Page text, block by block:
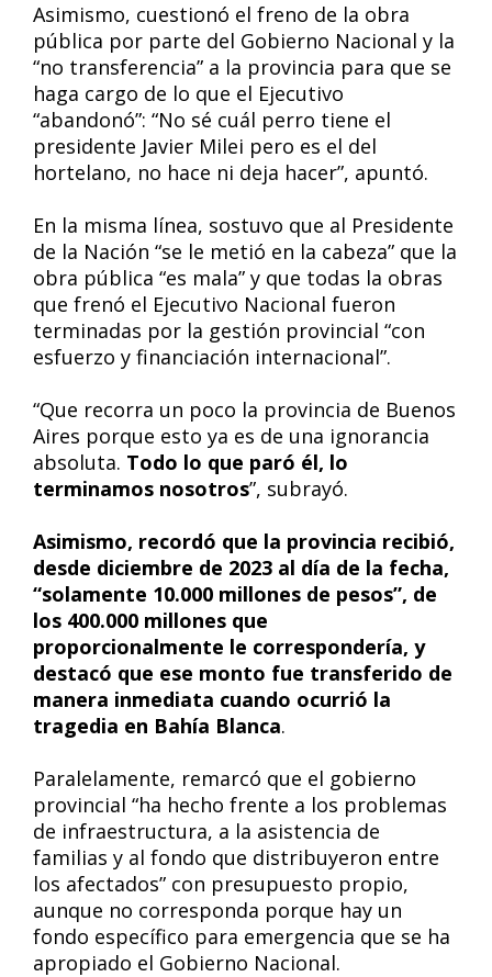
Asimismo, cuestionó el freno de la obra
pública por parte del Gobierno Nacional y la
“no transferencia” a la provincia para que se
haga cargo de lo que el Ejecutivo
“abandonó”: “No sé cuál perro tiene el
presidente Javier Milei pero es el del
hortelano, no hace ni deja hacer”, apuntó.
En la misma línea, sostuvo que al Presidente
de la Nación “se le metió en la cabeza” que la
obra pública “es mala” y que todas la obras
que frenó el Ejecutivo Nacional fueron
terminadas por la gestión provincial “con
esfuerzo y financiación internacional”.
“Que recorra un poco la provincia de Buenos
Aires porque esto ya es de una ignorancia
absoluta. Todo lo que paró él, lo
terminamos nosotros”, subrayó.
Asimismo, recordó que la provincia recibió,
desde diciembre de 2023 al día de la fecha,
“solamente 10.000 millones de pesos”, de
los 400.000 millones que
proporcionalmente le correspondería, y
destacó que ese monto fue transferido de
manera inmediata cuando ocurrió la
tragedia en Bahía Blanca.
Paralelamente, remarcó que el gobierno
provincial “ha hecho frente a los problemas
de infraestructura, a la asistencia de
familias y al fondo que distribuyeron entre
los afectados” con presupuesto propio,
aunque no corresponda porque hay un
fondo específico para emergencia que se ha
apropiado el Gobierno Nacional.